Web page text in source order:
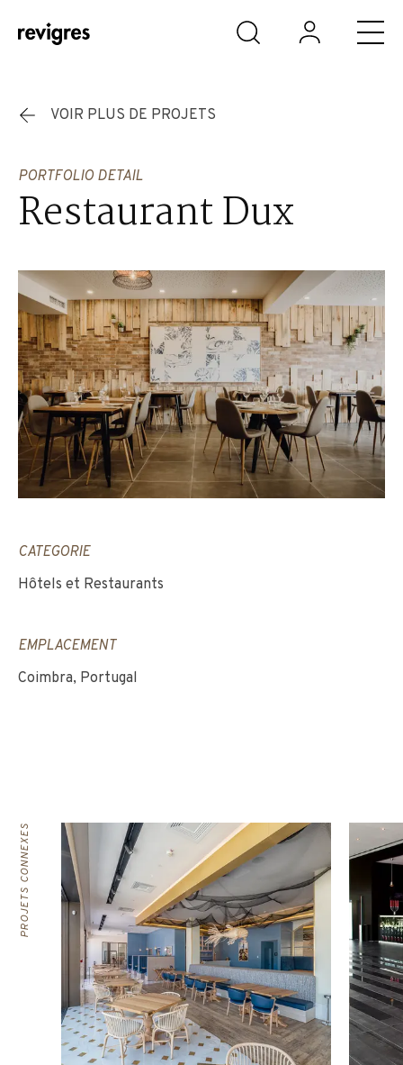
Aller au contenu principal
VOIR PLUS DE PROJETS
PORTFOLIO DETAIL
Restaurant Dux
CATEGORIE
Hôtels et Restaurants
EMPLACEMENT
Coimbra, Portugal
PROJETS CONNEXES